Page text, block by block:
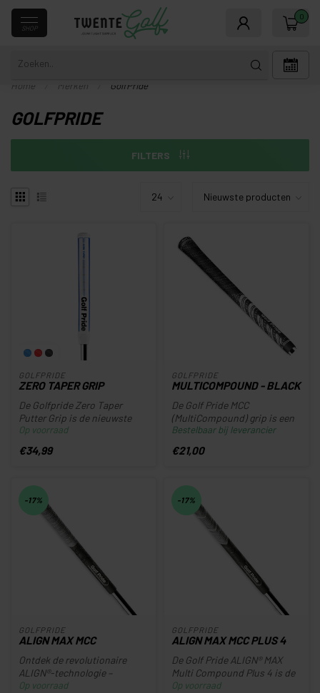
SHOP
0
Home Merken GolfPride
GOLFPRIDE
FILTERS
GOLFPRIDE
ZERO TAPER GRIP
De Golfpride Zero Taper
Putter Grip is de nieuwste
moderne uitvoering van het
Op voorraad
€34,99
GOLFPRIDE
MULTICOMPOUND - BLACK
De Golf Pride MCC
(MultiCompound) grip is een
van de meest populaire en
Bestelbaar bij leverancier
€21,00
-17%
GOLFPRIDE
ALIGN MAX MCC
Ontdek de revolutionaire
ALIGN®-technologie –
ontworpen voor een
Op voorraad
-17%
GOLFPRIDE
ALIGN MAX MCC PLUS 4
De Golf Pride ALIGN® MAX
Multi Compound Plus 4 is de
ultieme grip voor golfers d...
Op voorraad